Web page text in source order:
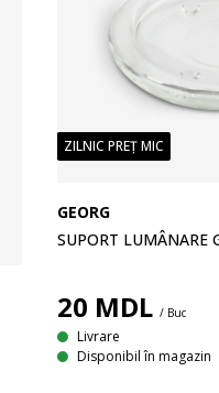
ZILNIC PREȚ MIC
GEORG
SUPORT LUMÂNARE
20 MDL / Buc
Livrare
Disponibil în magazin